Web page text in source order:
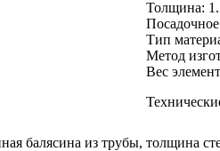
Толщина:
Тип
Метод
Вес
балясина из трубы, толщина